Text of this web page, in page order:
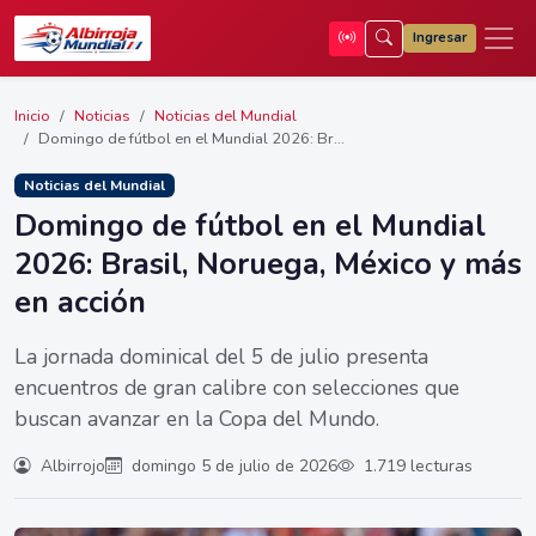
Ingresar
Inicio Noticias
Noticias del Mundial
Domingo de fútbol en el Mundial 2026: Br...
Noticias del Mundial
Domingo de fútbol en el Mundial
2026: Brasil, Noruega, México y más
en acción
La jornada dominical del 5 de julio presenta
encuentros de gran calibre con selecciones que
buscan avanzar en la Copa del Mundo.
Albirrojo domingo 5 de julio de 2026 1.719 lecturas